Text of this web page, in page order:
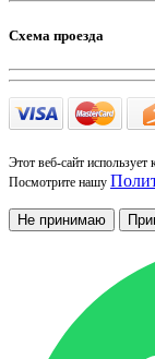
Схема проезда
Этот веб-сайт
Посмотрите нашу
Не принимаю